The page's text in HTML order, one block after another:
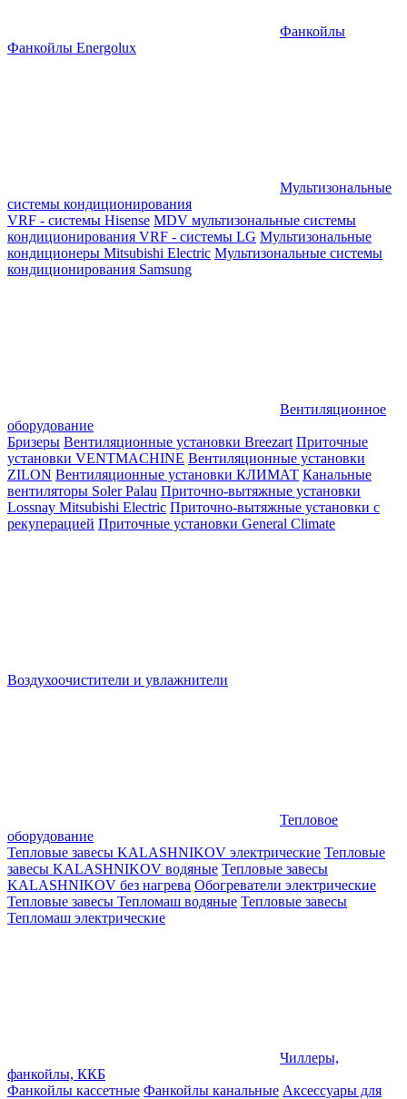
Фанкойлы
Фанкойлы Energolux
Мультизональные
системы кондиционирования
VRF - системы Hisense MDV мультизональные системы
кондиционирования VRF - системы LG Мультизональные
кондиционеры Mitsubishi Electric Мультизональные системы
кондиционирования Samsung
Вентиляционное
оборудование
Бризеры Вентиляционные установки Breezart Приточные
установки VENTMACHINE Вентиляционные установки
ZILON Вентиляционные установки КЛИМАТ Канальные
вентиляторы Soler Palau Приточно-вытяжные установки
Lossnay Mitsubishi Electric Приточно-вытяжные установки с
рекуперацией Приточные установки General Climate
Воздухоочистители и увлажнители
Тепловое
оборудование
Тепловые завесы KALASHNIKOV электрические Тепловые
завесы KALASHNIKOV водяные Тепловые завесы
KALASHNIKOV без нагрева Обогреватели электрические
Тепловые завесы Тепломаш водяные Тепловые завесы
Тепломаш электрические
Чиллеры,
фанкойлы, ККБ
Фанкойлы кассетные Фанкойлы канальные Аксессуары для